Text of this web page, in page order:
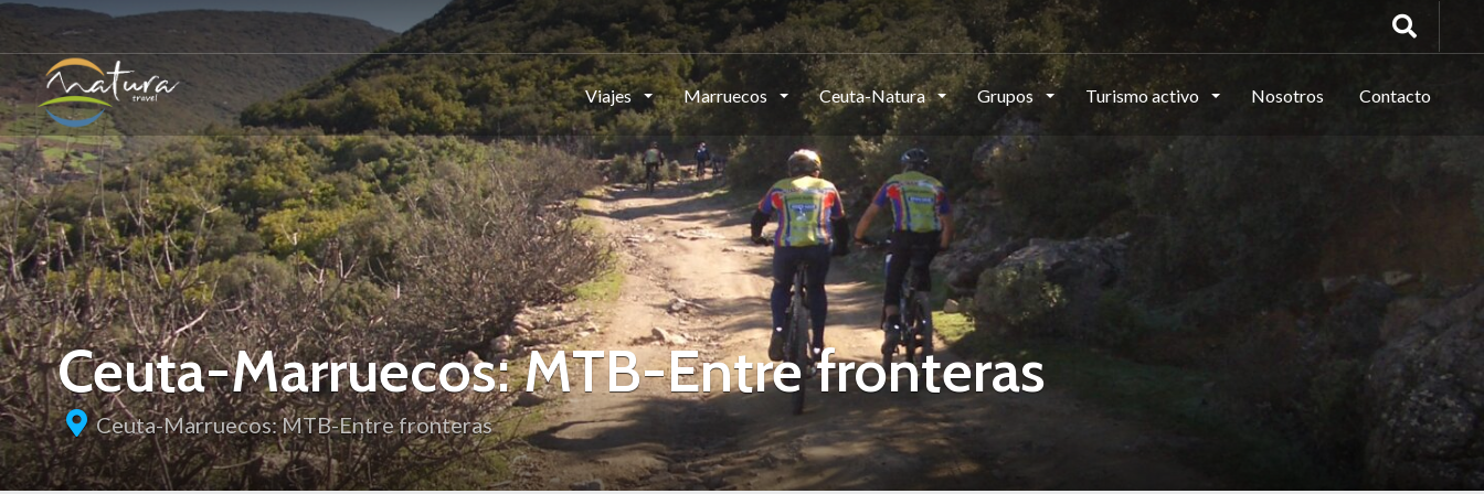
Viajes Marruecos Ceuta-Natura Grupos Turismo activo Nosotros Contacto
Ceuta-Marruecos: MTB-Entre fronteras
Ceuta-Marruecos: MTB-Entre fronteras